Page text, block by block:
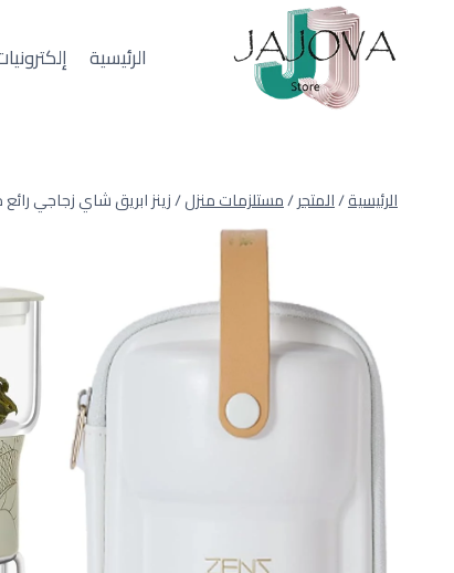
المحتوى
الرئيسية
الرئيسية/المتجر/مستلزمات منزل/زينز ابريق شاي زجاجي